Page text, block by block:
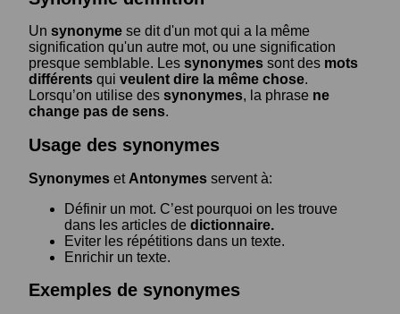
Un synonyme se dit d'un mot qui a la même
signification qu'un autre mot, ou une signification
presque semblable. Les synonymes sont des mots
différents qui veulent dire la même chose.
Lorsqu’on utilise des synonymes, la phrase ne
change pas de sens.
Usage des synonymes
Synonymes et Antonymes servent à:
Définir un mot. C’est pourquoi on les trouve
dans les articles de dictionnaire.
Eviter les répétitions dans un texte.
Enrichir un texte.
Exemples de synonymes